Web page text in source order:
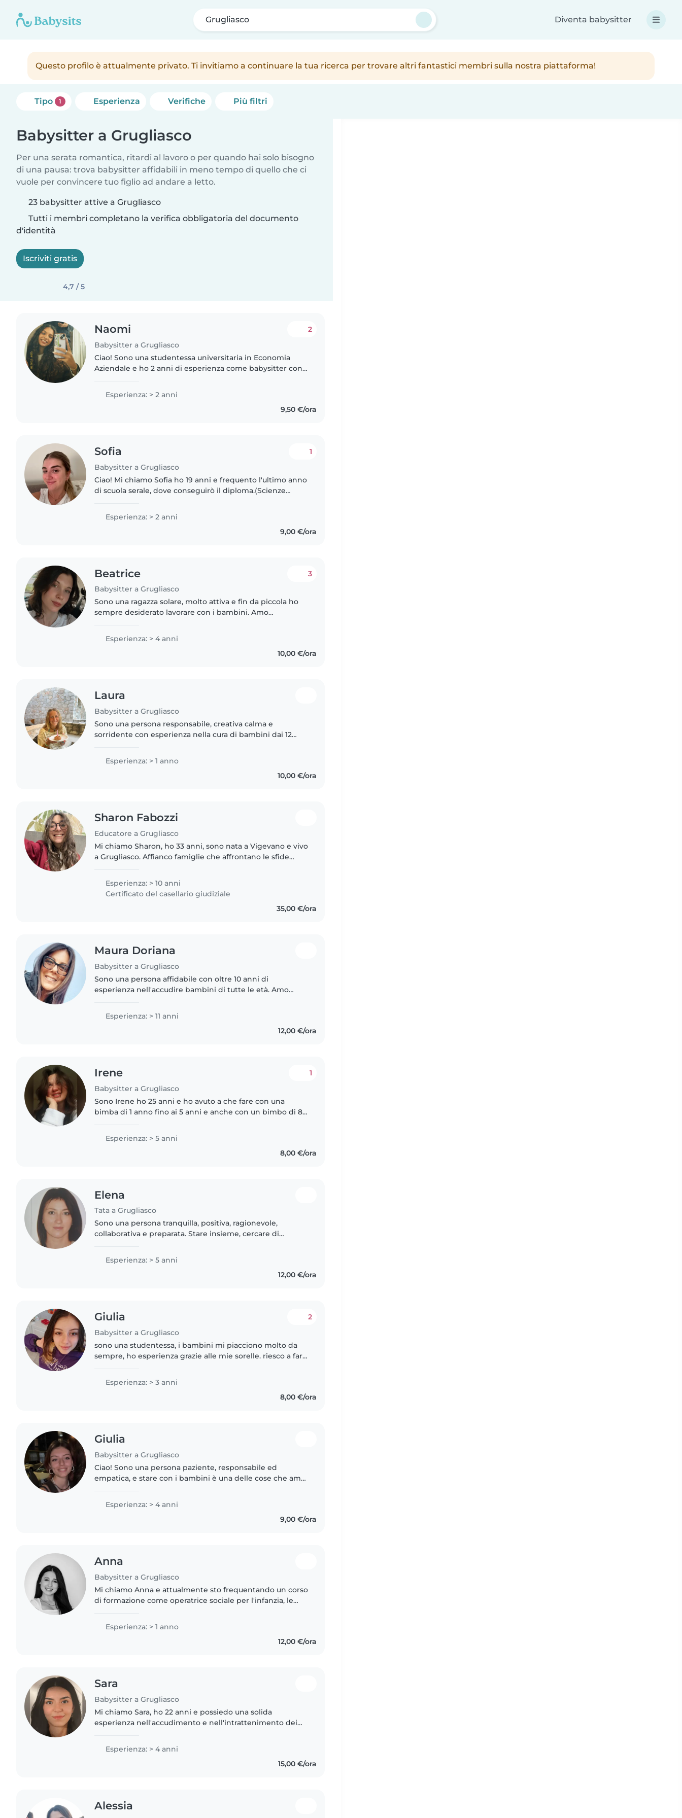
Grugliasco Diventa babysitter
Questo profilo è attualmente privato. Ti invitiamo a continuare la tua ricerca per trovare altri fantastici membri sulla nostra piattaforma!
Tipo 1 Esperienza Verifiche Più filtri
Babysitter a Grugliasco
Per una serata romantica, ritardi al lavoro o per quando hai solo bisogno
di una pausa: trova babysitter affidabili in meno tempo di quello che ci
vuole per convincere tuo figlio ad andare a letto.
23 babysitter attive a Grugliasco
Tutti i membri completano la verifica obbligatoria del documento
d'identità
Iscriviti gratis
4,7 / 5
Naomi
Babysitter a Grugliasco
2
Ciao! Sono una studentessa universitaria in Economia
Aziendale e ho 2 anni di esperienza come babysitter con
Adoro disegnare,..
Esperienza: > 2 anni
9,50 €/ora
Sofia
Babysitter a Grugliasco
1
Ciao! Mi chiamo Sofia ho 19 anni e frequento l'ultimo anno
di scuola serale, dove conseguirò il diploma.(Scienze
Esperienza: > 2 anni
9,00 €/ora
Beatrice
Babysitter a Grugliasco
3
Sono una ragazza solare, molto attiva e fin da piccola ho
sempre desiderato lavorare con i bambini. Amo
mondo spensierato..
Esperienza: > 4 anni
10,00 €/ora
Laura
Babysitter a Grugliasco
Sono una persona responsabile, creativa calma e
sorridente con esperienza nella cura di bambini dai 12
finendo di prendere..
Esperienza: > 1 anno
10,00 €/ora
Sharon Fabozzi
Educatore a Grugliasco
Mi chiamo Sharon, ho 33 anni, sono nata a Vigevano e vivo
a Grugliasco. Affianco famiglie che affrontano le sfide
riconquistare la..
Esperienza: > 10 anni
Certificato del casellario giudiziale
35,00 €/ora
Maura Doriana
Babysitter a Grugliasco
Sono una persona affidabile con oltre 10 anni di
esperienza nell'accudire bambini di tutte le età. Amo
i piccoli. Mi..
Esperienza: > 11 anni
12,00 €/ora
Irene
Babysitter a Grugliasco
1
Sono Irene ho 25 anni e ho avuto a che fare con una
bimba di 1 anno fino ai 5 anni e anche con un bimbo di 8
Esperienza: > 5 anni
8,00 €/ora
Elena
Tata a Grugliasco
Sono una persona tranquilla, positiva, ragionevole,
collaborativa e preparata. Stare insieme, cercare di
presupposti per il contatto..
Esperienza: > 5 anni
12,00 €/ora
Giulia
Babysitter a Grugliasco
2
sono una studentessa, i bambini mi piacciono molto da
sempre, ho esperienza grazie alle mie sorelle. riesco a fare
sempre nuovi,..
Esperienza: > 3 anni
8,00 €/ora
Giulia
Babysitter a Grugliasco
Ciao! Sono una persona paziente, responsabile ed
empatica, e stare con i bambini è una delle cose che amo
credo che siano spontanei,..
Esperienza: > 4 anni
9,00 €/ora
Anna
Babysitter a Grugliasco
Mi chiamo Anna e attualmente sto frequentando un corso
di formazione come operatrice sociale per l'infanzia, le
empatica, paziente,..
Esperienza: > 1 anno
12,00 €/ora
Sara
Babysitter a Grugliasco
Mi chiamo Sara, ho 22 anni e possiedo una solida
esperienza nell'accudimento e nell'intrattenimento dei
Esperienza: > 4 anni
15,00 €/ora
Alessia